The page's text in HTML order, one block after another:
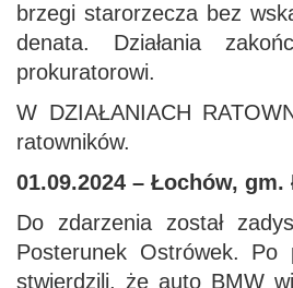
brzegi starorzecza bez
denata. Działania
prokuratorowi.
W DZIAŁANIACH
ratowników.
01.09.2024 – Łochów,
Do zdarzenia został
Posterunek Ostrówek. Po
stwierdzili, że auto BMW